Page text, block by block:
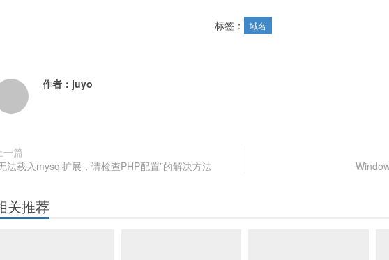
标签： 域名
作者： juyo
一篇
法载入mysql扩展，请检查PHP配置”的解决方法
关推荐